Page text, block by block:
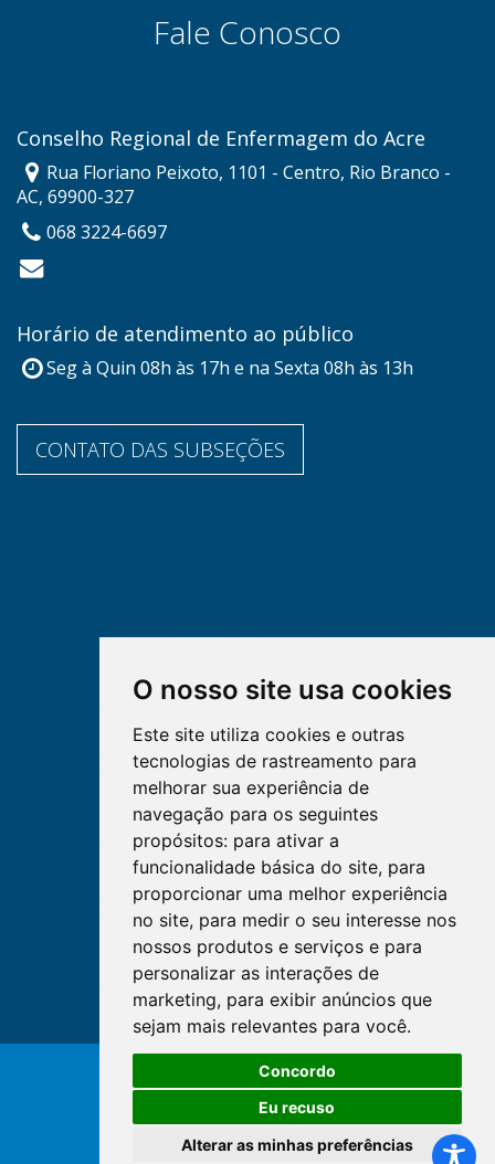
O nosso site usa cookies
Este site utiliza cookies e outras
tecnologias de rastreamento para
melhorar sua experiência de
navegação para os seguintes
propósitos: para ativar a
funcionalidade básica do site, para
proporcionar uma melhor experiência
no site, para medir o seu interesse nos
nossos produtos e serviços e para
personalizar as interações de
marketing, para exibir anúncios que
sejam mais relevantes para você.
Concordo
Eu recuso
Alterar as minhas preferências
Fale Conosco
Conselho Regional de Enfermagem do Acre
Rua Floriano Peixoto, 1101 - Centro, Rio Branco -
AC, 69900-327
068 3224-6697
Horário de atendimento ao público
Seg à Quin 08h às 17h e na Sexta 08h às 13h
CONTATO DAS SUBSEÇÕES
© Copyright 2026 - Cofen/CORENs